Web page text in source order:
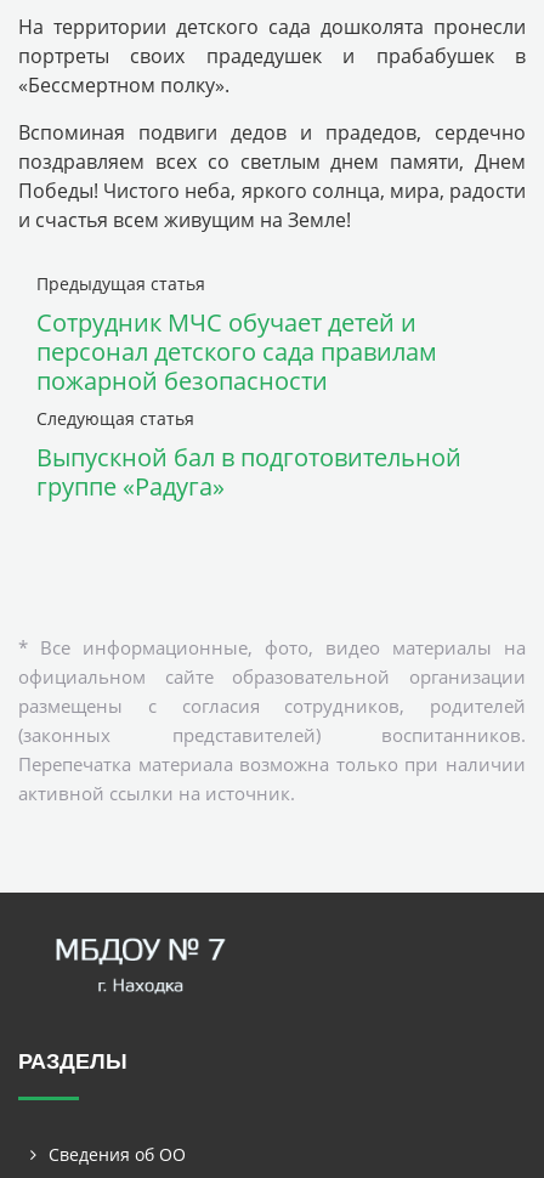
На территории детского сада дошколята пронесли
портреты своих прадедушек и прабабушек в
«Бессмертном полку».
Вспоминая подвиги дедов и прадедов, сердечно
поздравляем всех со светлым днем памяти, Днем
Победы! Чистого неба, яркого солнца, мира, радости
и счастья всем живущим на Земле!
Предыдущая статья
Сотрудник МЧС обучает детей и
персонал детского сада правилам
пожарной безопасности
Следующая статья
Выпускной бал в подготовительной
группе «Радуга»
* Все информационные, фото, видео материалы на
официальном сайте образовательной организации
размещены с согласия сотрудников, родителей
(законных представителей) воспитанников.
Перепечатка материала возможна только при наличии
активной ссылки на источник.
РАЗДЕЛЫ
Сведения об ОО